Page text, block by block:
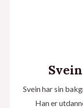
Svein har sin
Han er